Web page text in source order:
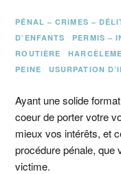
PÉNAL – CRIMES –
D’ENFANTS
PERMIS –
ROUTIÈRE
PEINE
USURPATION
Ayant une solide
coeur de porter votre
mieux vos intérêts, et
procédure pénale, que
victime.